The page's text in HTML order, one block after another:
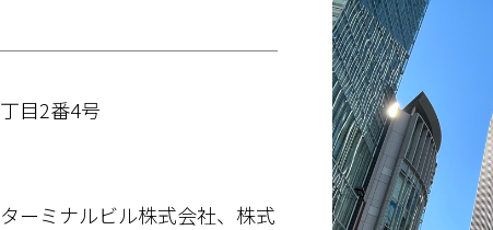
目2番4号
ーミナルビル株式会社、株式